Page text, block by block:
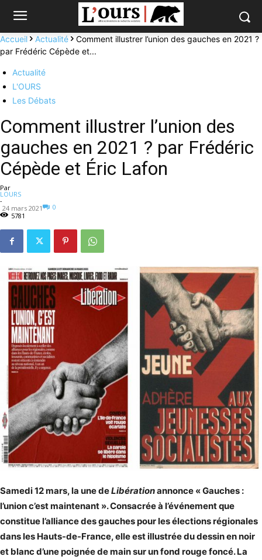
Accueil Actualité
Comment illustrer l’union des gauches en 2021 ?
par Frédéric Cépède et...
Actualité
L'OURS
Les Débats
Comment illustrer l’union des
gauches en 2021 ? par Frédéric
Cépède et Éric Lafon
Par
LOURS
-
24 mars 2021
0
5781
Samedi 12 mars, la une deLibérationannonce « Gauches :
l’union c’est maintenant ». Consacrée à l’événement que
constitue l’alliance des gauches pour les élections régionales
dans les Hauts-de-France, elle est illustrée du dessin en noir
et blanc d’une poignée de main sur un fond rouge foncé. La